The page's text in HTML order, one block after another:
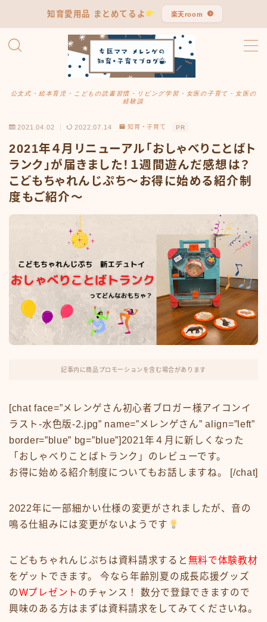
知育愛用品 まとめてるよ 楽天room
公文式・絵本育児・こどもの読書習慣・リビング学習・女医の子育て・女医の
経験談
MENU
公文式まとめ
学習習慣
ママ女医のつぶやき
長男・言葉発達の記録
リアル愛用品
2021.04.02 2022.07.14 知育・子育て PR
2021年４月リニューアル「おしゃべりことばト
ランク」が届きました！１週間遊んだ感想は？
こどもちゃれんじぷち〜お得に始める紹介制
度もご紹介〜
記事内に商品プロモーションを含む場合があります
[chat face=”メレンゲさん初心者ブロガー様アイコンイ
ラスト-水色版-2.jpg” name=”メレンゲさん” align=”left”
border=”blue” bg=”blue”]2021年４月に新しくなった
「おしゃべりことばトランク」のレビューです。
お得に始める紹介制度についてもお話しますね。 [/chat]
2022年に一部細かい仕様の変更がされましたが、音の
鳴る仕組みには変更がないようです
こどもちゃれんじぷちは資料請求すると 無料で体験教材
をゲットできます。 今なら年齢別夏の成長応援グッズ
のWプレゼント のチャンス！ 数分で登録できますので
興味のある方はまずは資料請求をしてみてくださいね。